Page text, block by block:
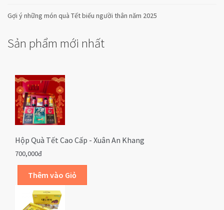
Gợi ý những món quà Tết biếu người thân năm 2025
Sản phẩm mới nhất
Hộp Quà Tết Cao Cấp - Xuân An Khang
700,000đ